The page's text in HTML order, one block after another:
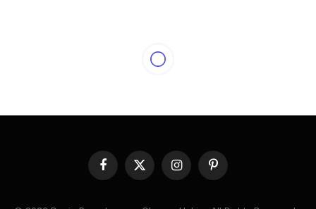
Facebook
X
(Twitter)
InstagramPinterest